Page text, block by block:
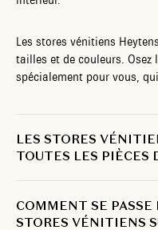
Les stores vénitiens
tailles et de couleurs. Osez
spécialement pour vous,
LES STORES
TOUTES LES PIÈCES
COMMENT SE
STORES VÉNITIENS